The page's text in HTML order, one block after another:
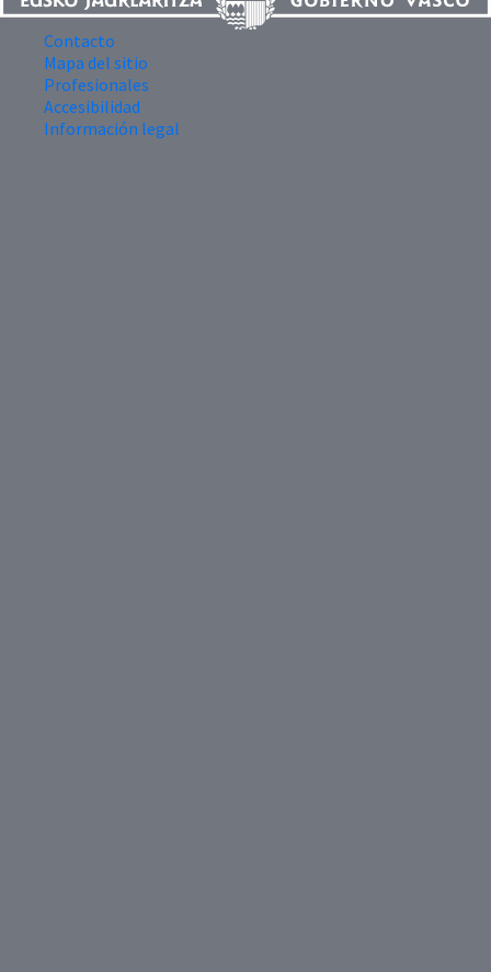
Contacto
Mapa del sitio
Profesionales
Accesibilidad
Información legal